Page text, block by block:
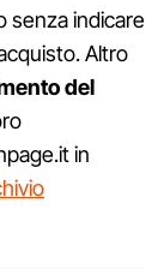
senza indicare
Altro
del
in